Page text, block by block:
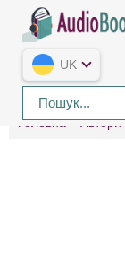
UK
Головна Автори